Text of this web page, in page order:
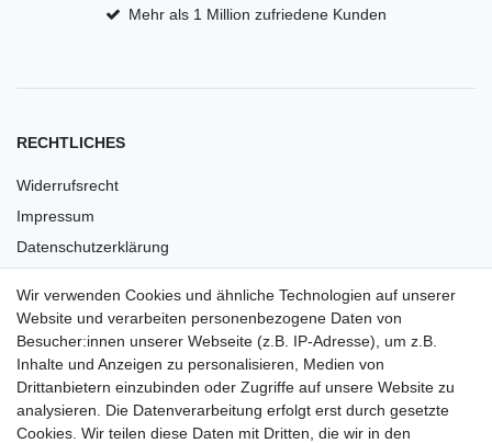
Mehr als 1 Million zufriedene Kunden
RECHTLICHES
Widerrufsrecht
Impressum
Datenschutzerklärung
Versandkosten
Barrierefreiheit
Anleitungen
Vertrag widerrufen
Wir verwenden Cookies und ähnliche Technologien auf unserer
Website und verarbeiten personenbezogene Daten von
Besucher:innen unserer Webseite (z.B. IP-Adresse), um z.B.
Inhalte und Anzeigen zu personalisieren, Medien von
Drittanbietern einzubinden oder Zugriffe auf unsere Website zu
analysieren. Die Datenverarbeitung erfolgt erst durch gesetzte
Cookies. Wir teilen diese Daten mit Dritten, die wir in den